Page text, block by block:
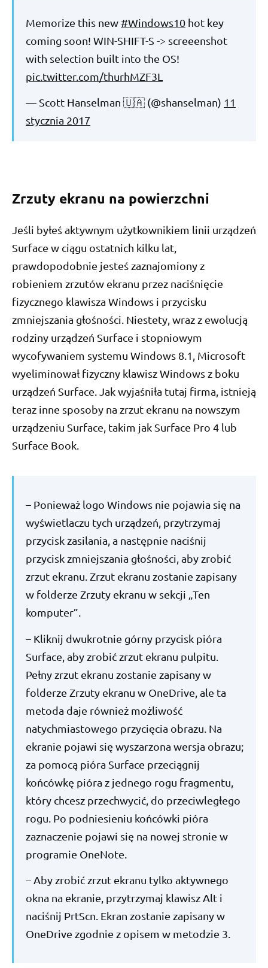
Memorize this new#Windows10 hot key
coming soon! WIN-SHIFT-S -> screeenshot
with selection built into the OS!
pic.twitter.com/thurhMZF3L
— Scott Hanselman 🇺🇦 (@shanselman) 11
stycznia 2017
Zrzuty ekranu na powierzchni
Jeśli byłeś aktywnym użytkownikiem linii urządzeń
Surface w ciągu ostatnich kilku lat,
prawdopodobnie jesteś zaznajomiony z
robieniem zrzutów ekranu przez naciśnięcie
fizycznego klawisza Windows i przycisku
zmniejszania głośności. Niestety, wraz z ewolucją
rodziny urządzeń Surface i stopniowym
wycofywaniem systemu Windows 8.1, Microsoft
wyeliminował fizyczny klawisz Windows z boku
urządzeń Surface. Jak wyjaśniła tutaj firma, istnieją
teraz inne sposoby na zrzut ekranu na nowszym
urządzeniu Surface, takim jak Surface Pro 4 lub
Surface Book.
– Ponieważ logo Windows nie pojawia się na
wyświetlaczu tych urządzeń, przytrzymaj
przycisk zasilania, a następnie naciśnij
przycisk zmniejszania głośności, aby zrobić
zrzut ekranu. Zrzut ekranu zostanie zapisany
w folderze Zrzuty ekranu w sekcji „Ten
komputer”.
– Kliknij dwukrotnie górny przycisk pióra
Surface, aby zrobić zrzut ekranu pulpitu.
Pełny zrzut ekranu zostanie zapisany w
folderze Zrzuty ekranu w OneDrive, ale ta
metoda daje również możliwość
natychmiastowego przycięcia obrazu. Na
ekranie pojawi się wyszarzona wersja obrazu;
za pomocą pióra Surface przeciągnij
końcówkę pióra z jednego rogu fragmentu,
który chcesz przechwycić, do przeciwległego
rogu. Po podniesieniu końcówki pióra
zaznaczenie pojawi się na nowej stronie w
programie OneNote.
– Aby zrobić zrzut ekranu tylko aktywnego
okna na ekranie, przytrzymaj klawisz Alt i
naciśnij PrtScn. Ekran zostanie zapisany w
OneDrive zgodnie z opisem w metodzie 3.